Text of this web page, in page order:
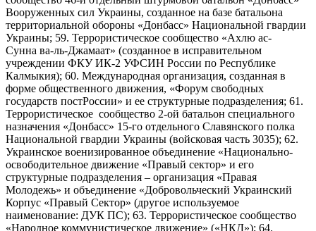
Вооруженных сил Украины, созданное на базе батальона
территориальной обороны «Донбасс» Национальной гвардии
Украины; 59. Террористическое сообщество «Ахлю ас-
Сунна ва-ль-Джамаат» (созданное в исправительном
учреждении ФКУ ИК-2 УФСИН России по Республике
Калмыкия); 60. Международная организация, созданная в
форме общественного движения, «Форум свободных
государств постРоссии» и ее структурные подразделения; 61.
Террористическое сообщество 2-ой батальон специального
назначения «Донбасс» 15-го отдельного Славянского полка
Национальной гвардии Украины (войсковая часть 3035); 62.
Украинское военизированное объединение «Национально-
освободительное движение «Правый сектор» и его
структурные подразделения – организация «Правая
Молодежь» и объединение «Добровольческий Украинский
Корпус «Правый Сектор» (другое используемое
наименование: ДУК ПС); 63. Террористическое сообщество
«Народное коммунистическое движение» («НКД»); 64.